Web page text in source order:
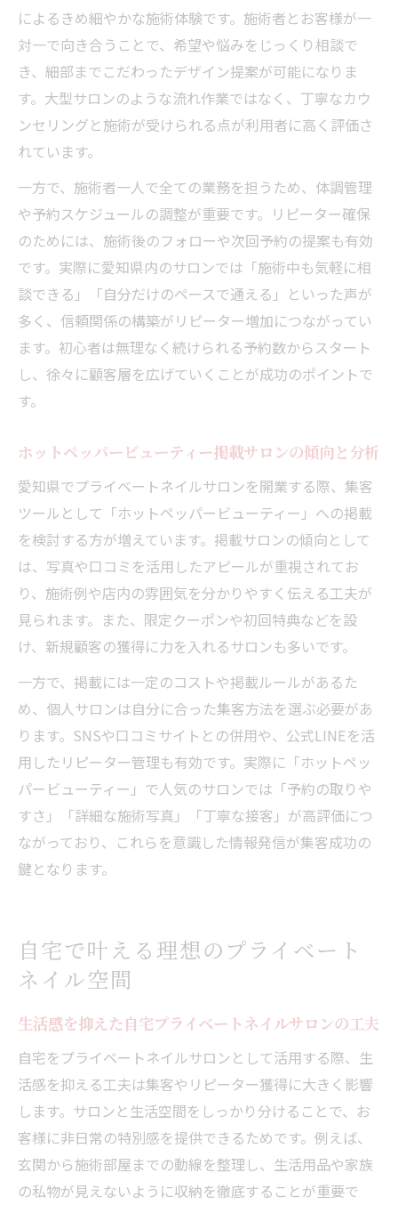
要性
ネイル個人サロンが選ばれるサービスの特
徴
によるきめ細やかな施術体験です。施術者とお客様が一
対一で向き合うことで、希望や悩みをじっくり相談で
き、細部までこだわったデザイン提案が可能になりま
す。大型サロンのような流れ作業ではなく、丁寧なカウ
ンセリングと施術が受けられる点が利用者に高く評価さ
れています。
一方で、施術者一人で全ての業務を担うため、体調管理
や予約スケジュールの調整が重要です。リピーター確保
のためには、施術後のフォローや次回予約の提案も有効
です。実際に愛知県内のサロンでは「施術中も気軽に相
談できる」「自分だけのペースで通える」といった声が
多く、信頼関係の構築がリピーター増加につながってい
ます。初心者は無理なく続けられる予約数からスタート
し、徐々に顧客層を広げていくことが成功のポイントで
す。
ホットペッパービューティー掲載サロンの傾向と分析
愛知県でプライベートネイルサロンを開業する際、集客
ツールとして「ホットペッパービューティー」への掲載
を検討する方が増えています。掲載サロンの傾向として
は、写真や口コミを活用したアピールが重視されてお
り、施術例や店内の雰囲気を分かりやすく伝える工夫が
見られます。また、限定クーポンや初回特典などを設
け、新規顧客の獲得に力を入れるサロンも多いです。
一方で、掲載には一定のコストや掲載ルールがあるた
め、個人サロンは自分に合った集客方法を選ぶ必要があ
ります。SNSや口コミサイトとの併用や、公式LINEを活
用したリピーター管理も有効です。実際に「ホットペッ
パービューティー」で人気のサロンでは「予約の取りや
すさ」「詳細な施術写真」「丁寧な接客」が高評価につ
ながっており、これらを意識した情報発信が集客成功の
鍵となります。
自宅で叶える理想のプライベート
ネイル空間
生活感を抑えた自宅プライベートネイルサロンの工夫
自宅をプライベートネイルサロンとして活用する際、生
活感を抑える工夫は集客やリピーター獲得に大きく影響
します。サロンと生活空間をしっかり分けることで、お
客様に非日常の特別感を提供できるためです。例えば、
玄関から施術部屋までの動線を整理し、生活用品や家族
の私物が見えないように収納を徹底することが重要で